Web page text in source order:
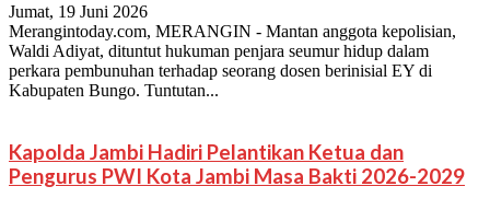
Jumat, 19 Juni 2026
Merangintoday.com, MERANGIN - Mantan anggota kepolisian,
Waldi Adiyat, dituntut hukuman penjara seumur hidup dalam
perkara pembunuhan terhadap seorang dosen berinisial EY di
Kabupaten Bungo. Tuntutan...
Kapolda Jambi Hadiri Pelantikan Ketua dan
Pengurus PWI Kota Jambi Masa Bakti 2026-2029